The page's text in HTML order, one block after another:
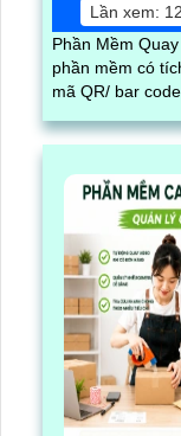
Lần xem:
Phần Mềm
phần mềm có
mã QR/ bar